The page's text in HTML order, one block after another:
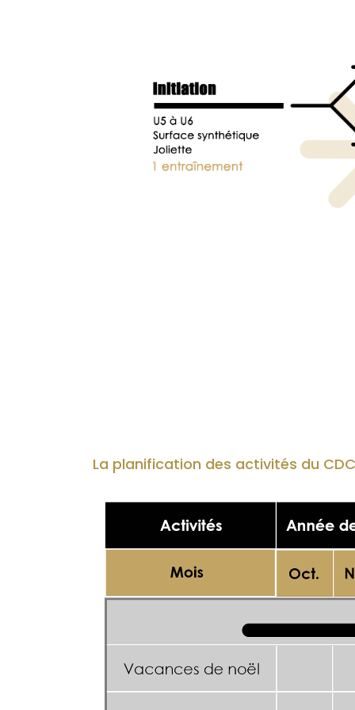
La planification des activités du